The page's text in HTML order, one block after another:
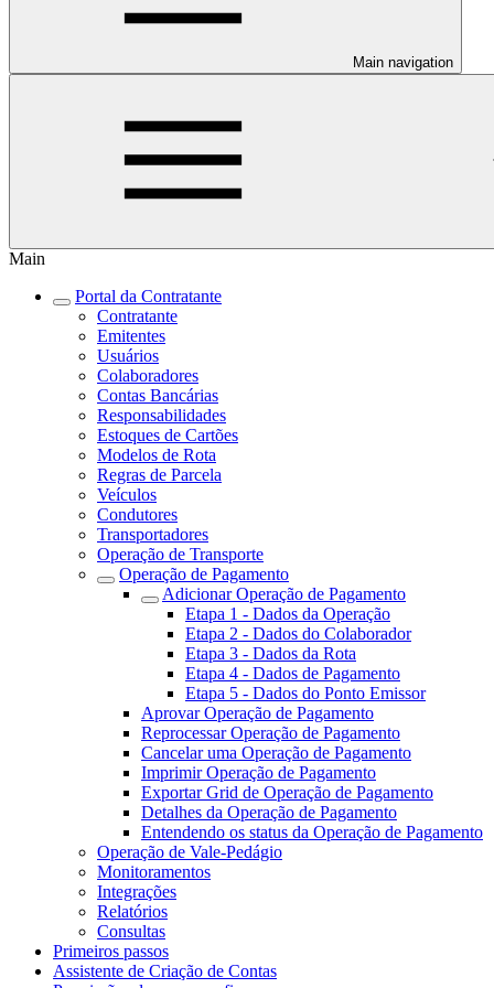
Main navigation
Main
Portal da Contratante
Contratante
Emitentes
Usuários
Colaboradores
Contas Bancárias
Responsabilidades
Estoques de Cartões
Modelos de Rota
Regras de Parcela
Veículos
Condutores
Transportadores
Operação de Transporte
Operação de Pagamento
Adicionar Operação de Pagamento
Etapa 1 - Dados da Operação
Etapa 2 - Dados do Colaborador
Etapa 3 - Dados da Rota
Etapa 4 - Dados de Pagamento
Etapa 5 - Dados do Ponto Emissor
Aprovar Operação de Pagamento
Reprocessar Operação de Pagamento
Cancelar uma Operação de Pagamento
Imprimir Operação de Pagamento
Exportar Grid de Operação de Pagamento
Detalhes da Operação de Pagamento
Entendendo os status da Operação de Pagamento
Operação de Vale-Pedágio
Monitoramentos
Integrações
Relatórios
Consultas
Primeiros passos
Assistente de Criação de Contas